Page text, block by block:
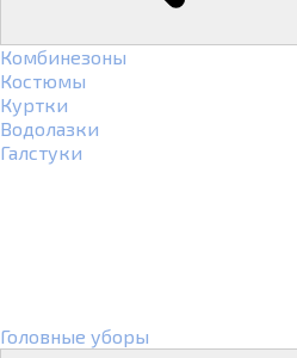
Комбинезоны
Костюмы
Куртки
Водолазки
Галстуки
Головные уборы